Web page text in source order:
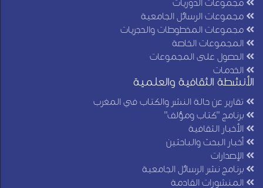
مجموعات الرسائل الجامعية
مجموعات المخطوطات والحجريات
المجموعات الخاصة
الحصول على المجموعات
الخدمات
الأنشطة الثقافية والعلمية
تقارير عن حالة النشر والكتاب في المغرب
برنامج "كتاب ومؤلف"
الأخبار الثقافية
أخبار البحث والباحثين
الإصدارات
برنامج نشر الرسائل الجامعية
المنشورات القادمة